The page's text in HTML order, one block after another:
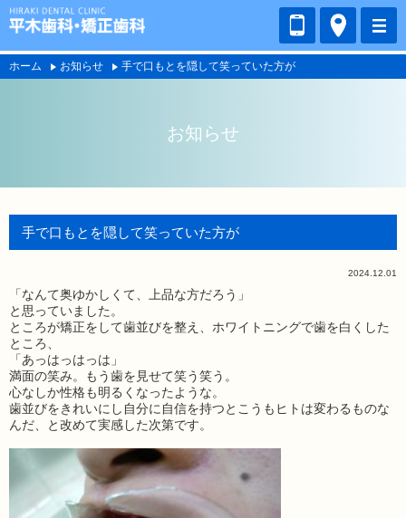
ホーム お知らせ 手で口もとを隠して笑っていた方が
お知らせ
手で口もとを隠して笑っていた方が
2024.12.01
「なんて奥ゆかしくて、上品な方だろう」
と思っていました。
ところが矯正をして歯並びを整え、ホワイトニングで歯を白くした
ところ、
「あっはっはっは」
満面の笑み。もう歯を見せて笑う笑う。
心なしか性格も明るくなったような。
歯並びをきれいにし自分に自信を持つとこうもヒトは変わるものな
んだ、と改めて実感した次第です。